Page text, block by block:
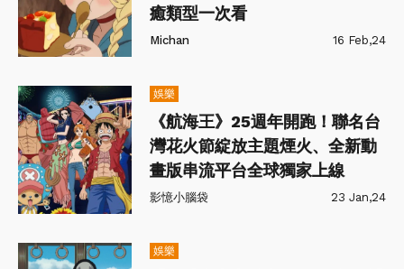
癒類型一次看
Michan 16 Feb,24
娛樂
《航海王》25週年開跑！聯名台
灣花火節綻放主題煙火、全新動
畫版串流平台全球獨家上線
影憶小腦袋 23 Jan,24
娛樂